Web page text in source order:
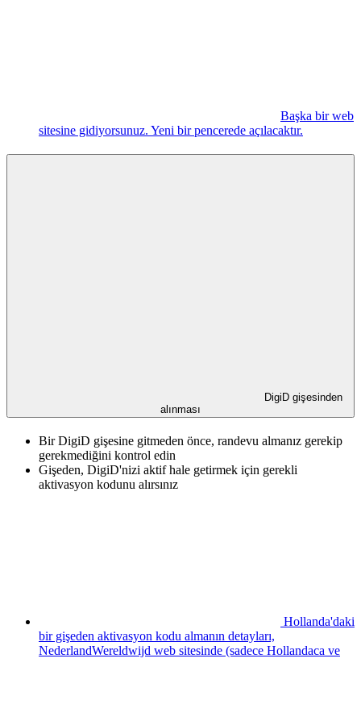
Başka bir web
sitesine gidiyorsunuz. Yeni bir pencerede açılacaktır.
DigiD gişesinden
alınması
Bir DigiD gişesine gitmeden önce, randevu almanız gerekip
gerekmediğini kontrol edin
Gişeden, DigiD'nizi aktif hale getirmek için gerekli
aktivasyon kodunu alırsınız
Hollanda'daki
bir gişeden aktivasyon kodu almanın detayları,
NederlandWereldwijd web sitesinde (sadece Hollandaca ve